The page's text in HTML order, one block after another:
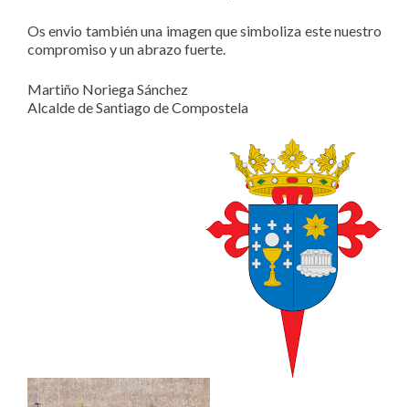
Os envio también una imagen que simboliza este nuestro
compromiso y un abrazo fuerte.
Martiño Noriega Sánchez
Alcalde de Santiago de Compostela